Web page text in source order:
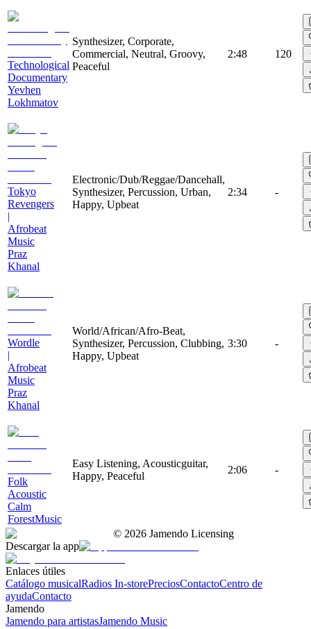
Technological
Documentary
Yevhen
Lokhmatov
Synthesizer, Corporate,
Commercial, Neutral, Groovy,
Peaceful
2:48 120
Tokyo
Revengers
|
Afrobeat
Music
Praz
Khanal
Electronic/Dub/Reggae/Dancehall,
Synthesizer, Percussion, Urban,
Happy, Upbeat
2:34 -
Wordle
|
Afrobeat
Music
Praz
Khanal
World/African/Afro-Beat,
Synthesizer, Percussion, Clubbing,
Happy, Upbeat
3:30 -
Folk
Acoustic
Calm
ForestMusic
Easy Listening, Acousticguitar,
Happy, Peaceful
2:06 -
© 2026 Jamendo Licensing
Descargar la app
Enlaces útiles
Catálogo musicalRadios In-storePreciosContactoCentro de
ayudaContacto
Jamendo
Jamendo para artistasJamendo Music